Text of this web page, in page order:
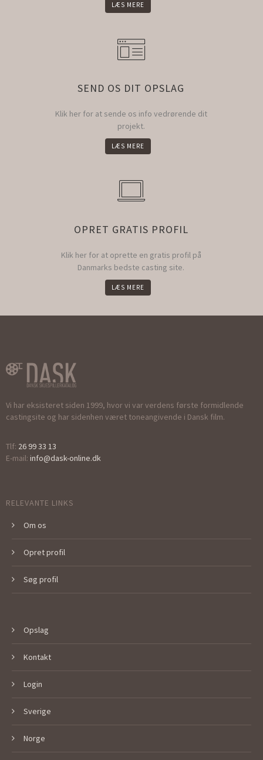
LÆS MERE
SEND OS DIT OPSLAG
Klik her for at sende os info vedrørende dit
projekt.
LÆS MERE
OPRET GRATIS PROFIL
Klik her for at oprette en gratis profil på
Danmarks bedste casting site.
LÆS MERE
Vi har eksisteret siden 1999, hvor vi var verdens første formidlende
castingsite og har sidenhen været toneangivende i Dansk film.
Tlf: 26 99 33 13
E-mail: info@dask-online.dk
RELEVANTE LINKS
Om os
Opret profil
Søg profil
Opslag
Kontakt
Login
Sverige
Norge